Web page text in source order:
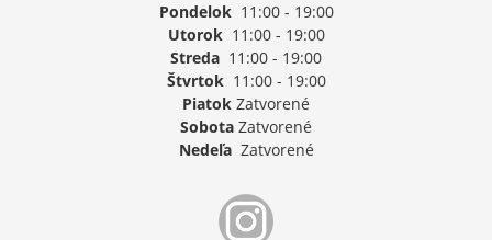
Pondelok11:00 - 19:00
Utorok11:00 - 19:00
Streda 11:00 - 19:00
Štvrtok11:00 - 19:00
Piatok Zatvorené
Sobota Zatvorené
NedeľaZatvorené